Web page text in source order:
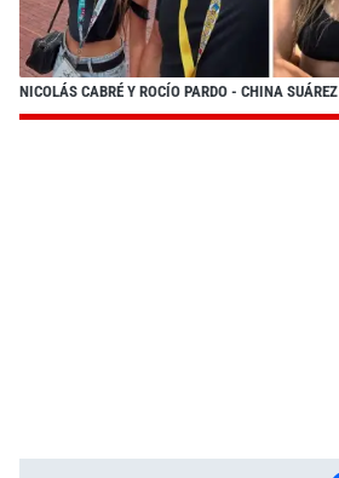
NICOLÁS CABRÉ Y ROCÍO PARDO - CHINA